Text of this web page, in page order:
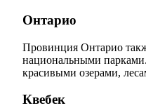
Онтарио
Провинция Онтарио
национальными
красивыми озерами,
Квебек